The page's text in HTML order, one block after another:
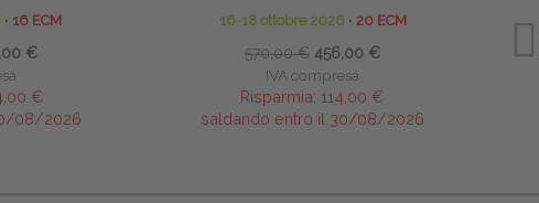
∙ 16 ECM
€
€
08/2026
16-18 ottobre 2026 ∙ 20 ECM
570,00 € 456,00 €
IVA compresa
Risparmia: 114,00 €
saldando entro il 30/08/2026